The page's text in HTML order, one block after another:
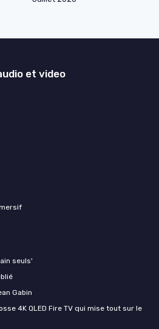
et video
seuls'
Gabin
4K QLED Fire TV qui mise tout sur le